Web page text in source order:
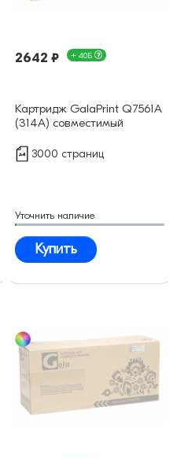
2642 ₽ + 40Б
Картридж GalaPrint Q7561A
(314A) совместимый
3000 страниц
Уточнить наличие
Купить